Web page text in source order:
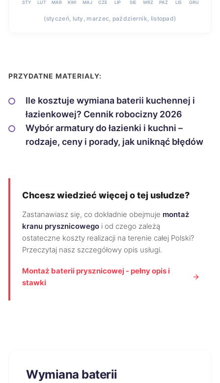
STY LUT MAR KWI MAJ CZE LIP SIE WRZ PAŹ LIS GRU
(styczeń, luty, marzec, październik, listopad)
PRZYDATNE MATERIAŁY:
Ile kosztuje wymiana baterii kuchennej i
łazienkowej? Cennik robocizny 2026
Wybór armatury do łazienki i kuchni –
rodzaje, ceny i porady, jak uniknąć błędów
Chcesz wiedzieć więcej o tej usłudze?
Zastanawiasz się, co dokładnie obejmuje montaż
kranu prysznicowego i od czego zależą
ostateczne koszty realizacji na terenie całej Polski?
Przeczytaj nasz szczegółowy opis usługi.
Montaż baterii prysznicowej - pełny opis i
stawki
Wymiana baterii